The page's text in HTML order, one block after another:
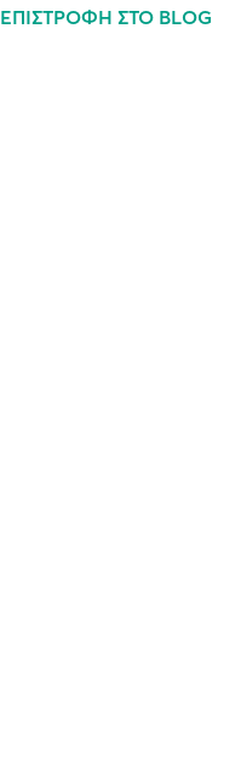
ΕΠΙΣΤΡΟΦΗ ΣΤΟ BLOG